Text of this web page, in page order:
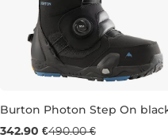
Výpredaj -30 %
Burton Photon Step On
342.90 €490.00 €